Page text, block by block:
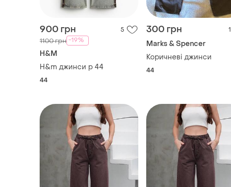
900 грн 5
1100 грн -19%
H&M
H&m джинси р 44
44
300 грн 1
Marks & Spencer
Коричневі джинси
44